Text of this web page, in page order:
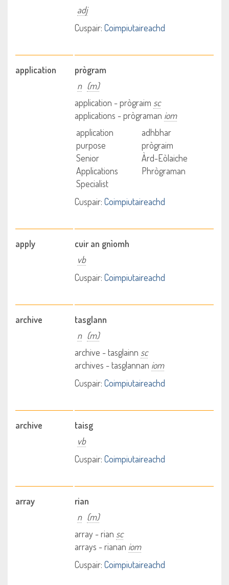
adj
Cuspair: Coimpiutaireachd
application
prògram
n (m)
application - prògraim sc
applications - prògraman iom
application
purpose
adhbhar
prògraim
Senior
Applications
Specialist
Àrd-Eòlaiche
Phrògraman
Cuspair: Coimpiutaireachd
apply
cuir an gnìomh
vb
Cuspair: Coimpiutaireachd
archive
tasglann
n (m)
archive - tasglainn sc
archives - tasglannan iom
Cuspair: Coimpiutaireachd
archive
taisg
vb
Cuspair: Coimpiutaireachd
array
rian
n (m)
array - rian sc
arrays - rianan iom
Cuspair: Coimpiutaireachd